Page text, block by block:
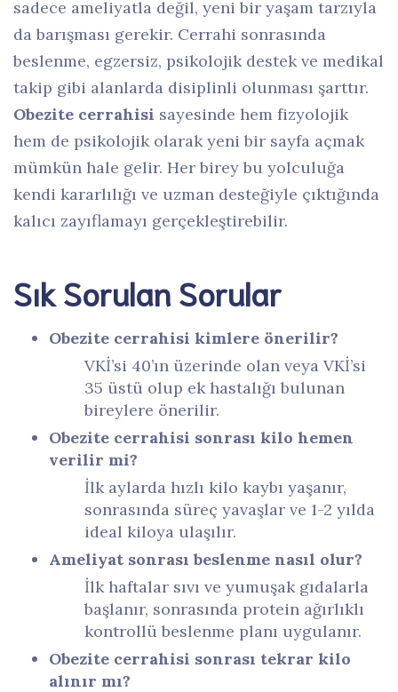
sadece ameliyatla değil, yeni bir yaşam tarzıyla
da barışması gerekir. Cerrahi sonrasında
beslenme, egzersiz, psikolojik destek ve medikal
takip gibi alanlarda disiplinli olunması şarttır.
Obezite cerrahisi sayesinde hem fizyolojik
hem de psikolojik olarak yeni bir sayfa açmak
mümkün hale gelir. Her birey bu yolculuğa
kendi kararlılığı ve uzman desteğiyle çıktığında
kalıcı zayıflamayı gerçekleştirebilir.
Sık Sorulan Sorular
Obezite cerrahisi kimlere önerilir?
VKİ’si 40’ın üzerinde olan veya VKİ’si
35 üstü olup ek hastalığı bulunan
bireylere önerilir.
Obezite cerrahisi sonrası kilo hemen
verilir mi?
İlk aylarda hızlı kilo kaybı yaşanır,
sonrasında süreç yavaşlar ve 1-2 yılda
ideal kiloya ulaşılır.
Ameliyat sonrası beslenme nasıl olur?
İlk haftalar sıvı ve yumuşak gıdalarla
başlanır, sonrasında protein ağırlıklı
kontrollü beslenme planı uygulanır.
Obezite cerrahisi sonrası tekrar kilo
alınır mı?